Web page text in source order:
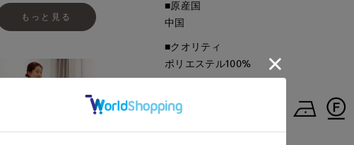
もっと見る
■原産国
中国
■クオリティ
ポリエステル100%